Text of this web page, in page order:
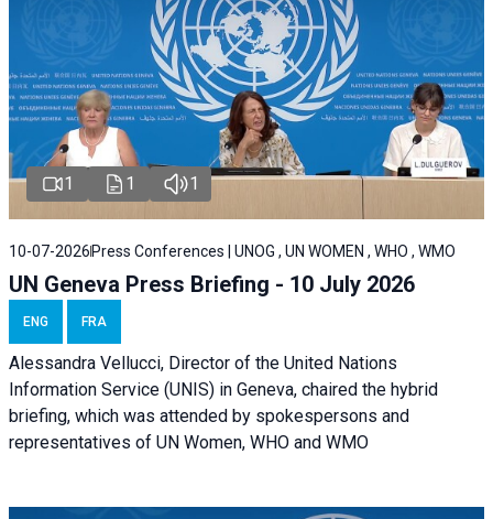
1 1 1
10-07-2026 Press Conferences | UNOG , UN WOMEN , WHO , WMO
UN Geneva Press Briefing - 10 July 2026
ENG FRA
Alessandra Vellucci, Director of the United Nations
Information Service (UNIS) in Geneva, chaired the hybrid
briefing, which was attended by spokespersons and
representatives of UN Women, WHO and WMO